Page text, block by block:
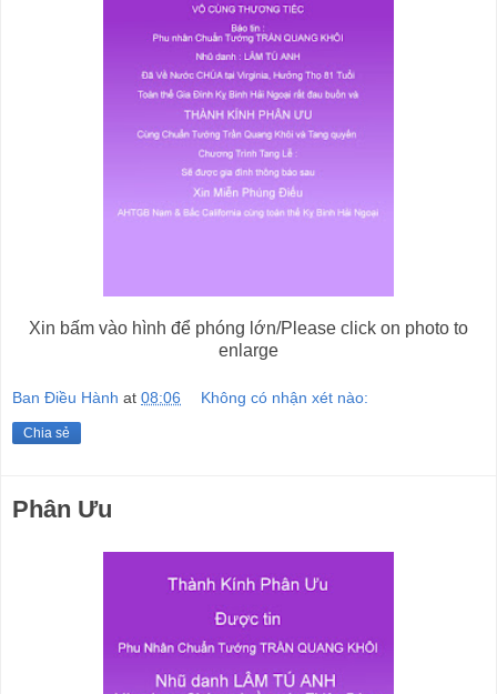
Xin bấm vào hình để phóng lớn/Please click on photo to
enlarge
Ban Điều Hành at 08:06 Không có nhận xét nào:
Chia sẻ
Phân Ưu